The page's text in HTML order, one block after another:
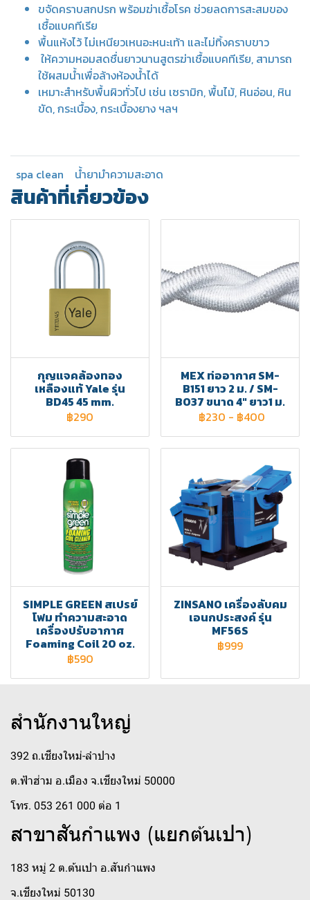
ขจัดคราบสกปรก พร้อมฆ่าเชื้อโรค ช่วยลดการสะสมของ
เชื้อแบคทีเรีย
พื้นแห้งไว้ ไม่เหนียวเหนอะหนะเท้า และไม่ทิ้งคราบขาว
ให้ความหอมสดชื่นยาวนานสูตรฆ่าเชื้อแบคทีเรีย, สามารถ
ใช้ผสมน้ำเพื่อล้างห้องน้ำได้
เหมาะสำหรับพื้นผิวทั่วไป เช่น เซรามิก, พื้นไม้, หินอ่อน, หิน
ขัด, กระเบื้อง, กระเบื้องยาง ฯลฯ
spa clean น้ำยามำความสะอาด
สินค้าที่เกี่ยวข้อง
กุญแจคล้องทอง
เหลืองแท้ Yale รุ่น
BD45 45 mm.
฿290
MEX ท่ออากาศ SM-
B151 ยาว 2 ม. / SM-
BO37 ขนาด 4" ยาว1 ม.
฿230 - ฿400
SIMPLE GREEN สเปรย์
โฟม ทำความสะอาด
เครื่องปรับอากาศ
Foaming Coil 20 oz.
฿590
ZINSANO เครื่องลับคม
เอนกประสงค์ รุ่น
MF56S
฿999
สำนักงานใหญ่
392 ถ.เชียงใหม่-ลำปาง
ต.ฟ้าฮ่าม อ.เมือง จ.เชียงใหม่ 50000
โทร. 053 261 000 ต่อ 1
สาขาสันกำแพง (แยกต้นเปา)
183 หมู่ 2 ต.ต้นเปา อ.สันกำแพง
จ.เชียงใหม่ 50130